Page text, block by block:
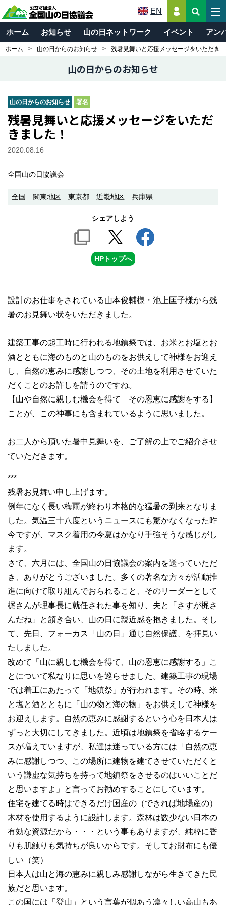
EN
ホーム お知らせ 山の日ネットワーク イベント アン
ホーム 山の日からのお知らせ 残暑見舞いと応援メッセージをいただき
山の日からのお知らせ
山の日からのお知らせ 署名
残暑見舞いと応援メッセージをいただ
きました！
2020.08.16
全国山の日協議会
全国 関東地区 東京都 近畿地区 兵庫県
シェアしよう
HPトップへ
設計のお仕事をされている山本俊輔様・池上匡子様から残
暑のお見舞い状をいただきました。
建築工事の起工時に行われる地鎮祭では、お米とお塩とお
酒とともに海のものと山のものをお供えして神様をお迎え
し、自然の恵みに感謝しつつ、その土地を利用させていた
だくことのお許しを請うのですね。
【山や自然に親しむ機会を得て その恩恵に感謝をする】
ことが、この神事にも含まれているように思いました。
お二人から頂いた暑中見舞いを、ご了解の上でご紹介させ
ていただきます。
***
残暑お見舞い申し上げます。
例年になく長い梅雨が終わり本格的な猛暑の到来となりま
した。気温三十八度というニュースにも驚かなくなった昨
今ですが、マスク着用の今夏はかなり手強そうな感じがし
ます。
さて、六月には、全国山の日協議会の案内を送っていただ
き、ありがとうございました。多くの著名な方々が活動推
進に向けて取り組んでおられること、そのリーダーとして
梶さんが理事長に就任された事を知り、夫と「さすが梶さ
んだね」と頷き合い、山の日に親近感を抱きました。そし
て、先日、フォーカス「山の日」通じ自然保護、を拝見い
たしました。
改めて「山に親しむ機会を得て、山の恩恵に感謝する」こ
とについて私なりに思いを巡らせました。建築工事の現場
では着工にあたって「地鎮祭」が行われます。その時、米
と塩と酒とともに「山の物と海の物」をお供えして神様を
お迎えします。自然の恵みに感謝するという心を日本人は
ずっと大切にしてきました。近頃は地鎮祭を省略するケー
スが増えていますが、私達は迷っている方には「自然の恵
みに感謝しつつ、この場所に建物を建てさせていただくと
いう謙虚な気持ちを持って地鎮祭をさせるのはいいことだ
と思いますよ」と言ってお勧めすることにしています。
住宅を建てる時はできるだけ国産の（できれば地場産の）
木材を使用するように設計します。森林は数少ない日本の
有効な資源だから・・・という事もありますが、純粋に香
りも肌触りも気持ちが良いからです。そしてお財布にも優
しい（笑）
日本人は山と海の恵みに親しみ感謝しながら生きてきた民
族だと思います。
この国には「登山」という言葉が似あう凛々しい高山もあ